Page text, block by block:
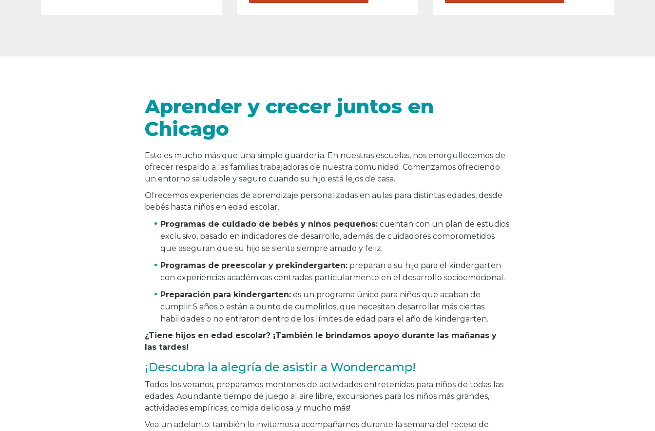
Aprender y crecer juntos en
Chicago
Esto es mucho más que una simple guardería. En nuestras escuelas, nos enorgullecemos de
ofrecer respaldo a las familias trabajadoras de nuestra comunidad. Comenzamos ofreciendo
un entorno saludable y seguro cuando su hijo está lejos de casa.
Ofrecemos experiencias de aprendizaje personalizadas en aulas para distintas edades, desde
bebés hasta niños en edad escolar.
Programas de cuidado de bebés y niños pequeños: cuentan con un plan de estudios
exclusivo, basado en indicadores de desarrollo, además de cuidadores comprometidos
que aseguran que su hijo se sienta siempre amado y feliz.
Programas de preescolar y prekindergarten: preparan a su hijo para el kindergarten
con experiencias académicas centradas particularmente en el desarrollo socioemocional.
Preparación para kindergarten: es un programa único para niños que acaban de
cumplir 5 años o están a punto de cumplirlos, que necesitan desarrollar más ciertas
habilidades o no entraron dentro de los límites de edad para el año de kindergarten.
¿Tiene hijos en edad escolar? ¡También le brindamos apoyo durante las mañanas y
las tardes!
¡Descubra la alegría de asistir a Wondercamp!
Todos los veranos, preparamos montones de actividades entretenidas para niños de todas las
edades. Abundante tiempo de juego al aire libre, excursiones para los niños más grandes,
actividades empíricas, comida deliciosa ¡y mucho más!
Vea un adelanto: también lo invitamos a acompañarnos durante la semana del receso de